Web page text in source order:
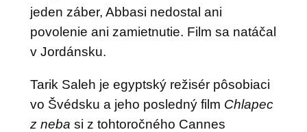
jeden záber, Abbasi nedostal ani
povolenie ani zamietnutie. Film sa natáčal
v Jordánsku.
Tarik Saleh je egyptský režisér pôsobiaci
vo Švédsku a jeho posledný film Chlapec
z neba si z tohtoročného Cannes